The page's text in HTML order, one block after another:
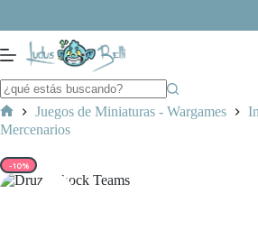
contenido
Inicio
Juegos de Miniaturas - Wargames
Mercenarios
-10%